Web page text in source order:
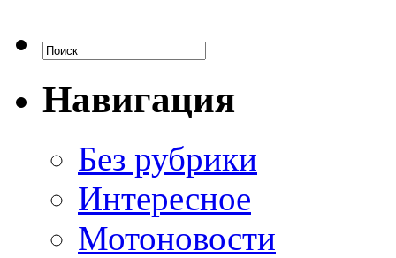
Навигация
Без рубрики
Интересное
Мотоновости